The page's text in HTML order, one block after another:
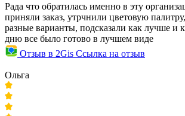
Рада что обратилась именно в эту
приняли заказ, утрчнили цветовую
разные варианты, подсказали как лучше и
дню все было готово в лучшем виде
Отзыв в 2Gis Ссылка на отзыв
Ольга